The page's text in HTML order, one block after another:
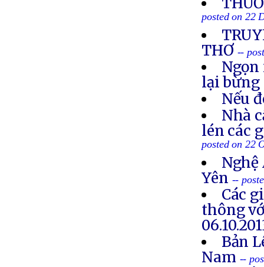
posted on 22
THƠ --
lại bừng
Nếu
Nhà
lén các
posted on 22
Nghệ
Yên --
Các
thông
Bản
Nam --